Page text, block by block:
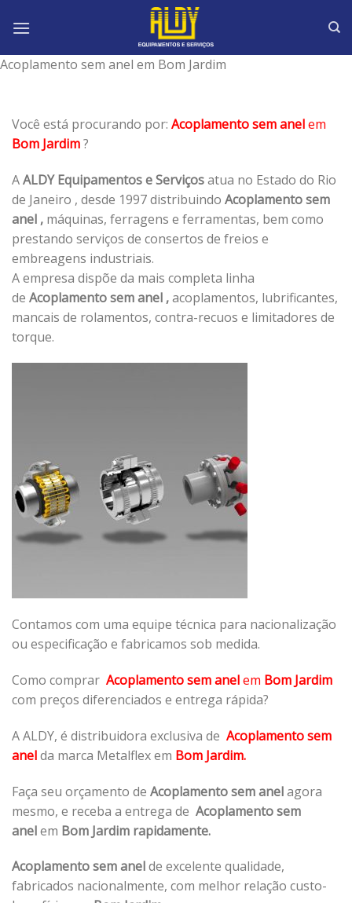
Acoplamento sem anel em Bom Jardim
Você está procurando por: Acoplamento sem anelem
Bom Jardim?
AALDY Equipamentos e Serviçosatua no Estado do Rio
de Janeiro , desde 1997 distribuindo Acoplamento sem
anel , máquinas, ferragens e ferramentas, bem como
prestando serviços de consertos de freios e
embreagens industriais.
A empresa dispõe da mais completa linha
de Acoplamento sem anel ,acoplamentos, lubrificantes,
mancais de rolamentos, contra-recuos e limitadores de
torque.
Contamos com uma equipe técnica para nacionalização
ou especificação e fabricamos sob medida.
Como comprar Acoplamento sem anelem Bom Jardim
com preços diferenciados e entrega rápida?
A ALDY, é distribuidora exclusiva de Acoplamento sem
anelda marca Metalflex em Bom Jardim.
Faça seu orçamento de Acoplamento sem anelagora
mesmo, e receba a entrega de Acoplamento sem
anelem Bom Jardim rapidamente.
Acoplamento sem anelde excelente qualidade,
fabricados nacionalmente, com melhor relação custo-